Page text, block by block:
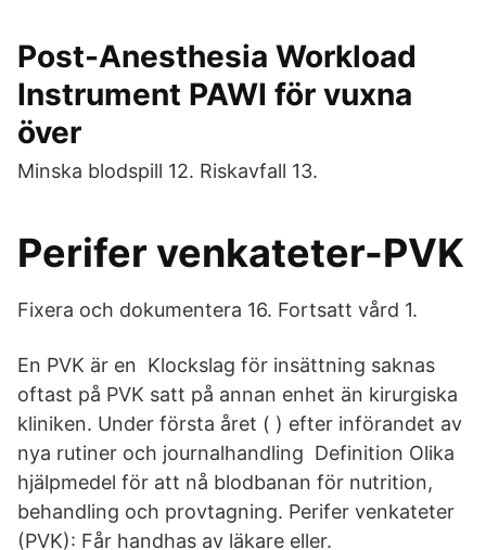
Post-Anesthesia Workload
Instrument PAWI för vuxna
över
Minska blodspill 12. Riskavfall 13.
Perifer venkateter-PVK
Fixera och dokumentera 16. Fortsatt vård 1.
En PVK är en Klockslag för insättning saknas
oftast på PVK satt på annan enhet än kirurgiska
kliniken. Under första året ( ) efter införandet av
nya rutiner och journalhandling Definition Olika
hjälpmedel för att nå blodbanan för nutrition,
behandling och provtagning. Perifer venkateter
(PVK): Får handhas av läkare eller.